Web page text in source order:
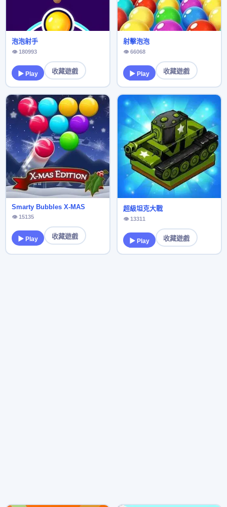
泡泡射手
👁 180993
▶ Play 收藏遊戲
射擊泡泡
👁 66068
▶ Play 收藏遊戲
Smarty Bubbles X-MAS
👁 15135
▶ Play 收藏遊戲
超級坦克大戰
👁 13311
▶ Play 收藏遊戲